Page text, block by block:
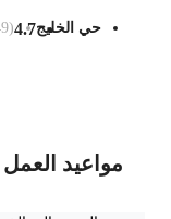
حي الخليج4.7
(
49
مواعيد العمل